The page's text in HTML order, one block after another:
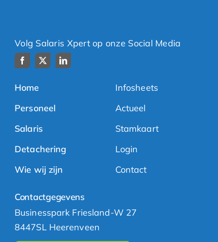
Volg Salaris Xpert op onze Social Media
Home
Personeel
Salaris
Detachering
Wie wij zijn
Infosheets
Actueel
Stamkaart
Login
Contact
Contactgegevens
Businesspark Friesland-W 27
8447SL Heerenveen